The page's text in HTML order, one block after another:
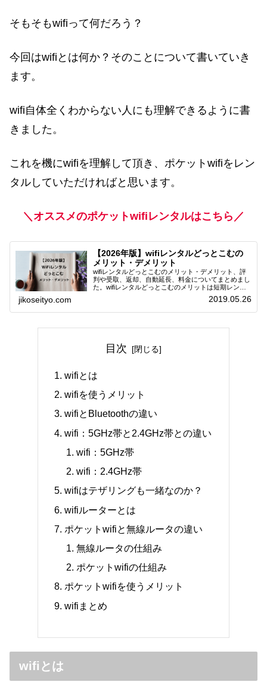
そもそもwifiって何だろう？
今回はwifiとは何か？そのことについて書いていき
ます。
wifi自体全くわからない人にも理解できるように書
きました。
これを機にwifiを理解して頂き、ポケットwifiをレン
タルしていただければと思います。
＼オススメのポケットwifiレンタルはこちら／
【2026年版】wifiレンタルどっとこむの
メリット・デメリット
wifiレンタルどっとこむのメリット・デメリット、評
判や受取、返却、自動延長、料金についてまとめまし
た。wifiレンタルどっとこむのメリットは短期レンタ
ルです。入院や出張などで急に必要になった時にwifi
レンタルできます。現地受取も可能です。海外対応も
jikoseityo.com 2019.05.26
目次
wifiとは
wifiを使うメリット
wifiとBluetoothの違い
wifi：5GHz帯と2.4GHz帯との違い
wifi：5GHz帯
wifi：2.4GHz帯
wifiはテザリングも一緒なのか？
wifiルーターとは
ポケットwifiと無線ルータの違い
無線ルータの仕組み
ポケットwifiの仕組み
ポケットwifiを使うメリット
wifiまとめ
wifiとは